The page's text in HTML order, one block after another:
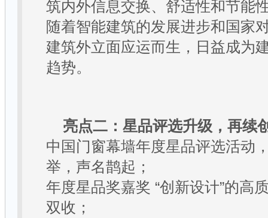
筑内外信息交换、舒适性和节能
随着智能建筑的发展进步和国家
建筑外立面应运而生，日益成为
趋势。
亮点二：星品评选升级，再续
中国门窗幕墙年度星品评选活动
举，声名鹊起；
年度星品奖嘉奖 “创新设计”的高
双收；